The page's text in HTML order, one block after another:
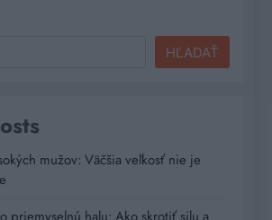
HĽADAŤ
mužov: Väčšia veľkosť nie je